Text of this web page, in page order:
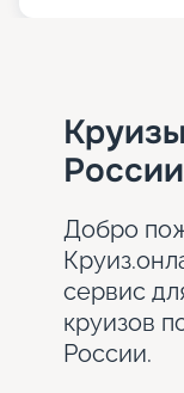
России
Добро
сервис
круизов
России.